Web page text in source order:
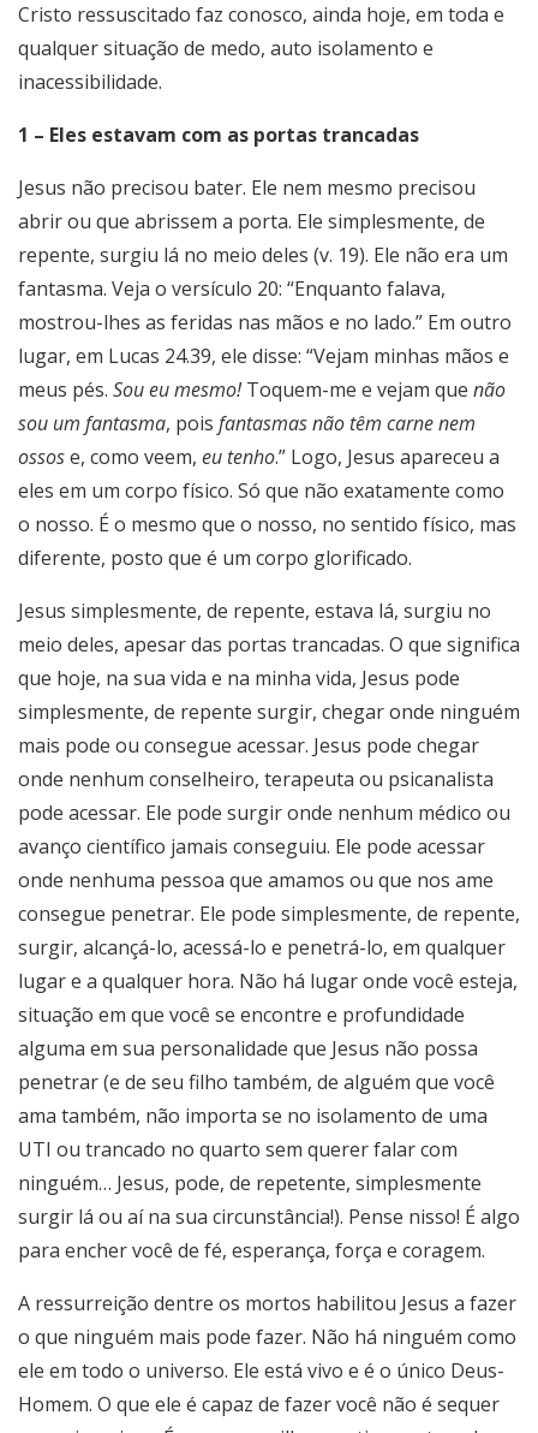
Cristo ressuscitado faz conosco, ainda hoje, em toda e
qualquer situação de medo, auto isolamento e
inacessibilidade.
1 – Eles estavam com as portas trancadas
Jesus não precisou bater. Ele nem mesmo precisou
abrir ou que abrissem a porta. Ele simplesmente, de
repente, surgiu lá no meio deles (v. 19). Ele não era um
fantasma. Veja o versículo 20: “Enquanto falava,
mostrou-lhes as feridas nas mãos e no lado.” Em outro
lugar, em Lucas 24.39, ele disse: “Vejam minhas mãos e
meus pés. Sou eu mesmo!Toquem-me e vejam que não
sou um fantasma, pois fantasmas não têm carne nem
ossose, como veem, eu tenho.” Logo, Jesus apareceu a
eles em um corpo físico. Só que não exatamente como
o nosso. É o mesmo que o nosso, no sentido físico, mas
diferente, posto que é um corpo glorificado.
Jesus simplesmente, de repente, estava lá, surgiu no
meio deles, apesar das portas trancadas. O que significa
que hoje, na sua vida e na minha vida, Jesus pode
simplesmente, de repente surgir, chegar onde ninguém
mais pode ou consegue acessar. Jesus pode chegar
onde nenhum conselheiro, terapeuta ou psicanalista
pode acessar. Ele pode surgir onde nenhum médico ou
avanço científico jamais conseguiu. Ele pode acessar
onde nenhuma pessoa que amamos ou que nos ame
consegue penetrar. Ele pode simplesmente, de repente,
surgir, alcançá-lo, acessá-lo e penetrá-lo, em qualquer
lugar e a qualquer hora. Não há lugar onde você esteja,
situação em que você se encontre e profundidade
alguma em sua personalidade que Jesus não possa
penetrar (e de seu filho também, de alguém que você
ama também, não importa se no isolamento de uma
UTI ou trancado no quarto sem querer falar com
ninguém… Jesus, pode, de repetente, simplesmente
surgir lá ou aí na sua circunstância!). Pense nisso! É algo
para encher você de fé, esperança, força e coragem.
A ressurreição dentre os mortos habilitou Jesus a fazer
o que ninguém mais pode fazer. Não há ninguém como
ele em todo o universo. Ele está vivo e é o único Deus-
Homem. O que ele é capaz de fazer você não é sequer